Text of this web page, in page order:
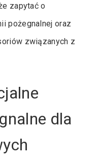
zapytać o
pożegnalnej oraz
związanych z
dla